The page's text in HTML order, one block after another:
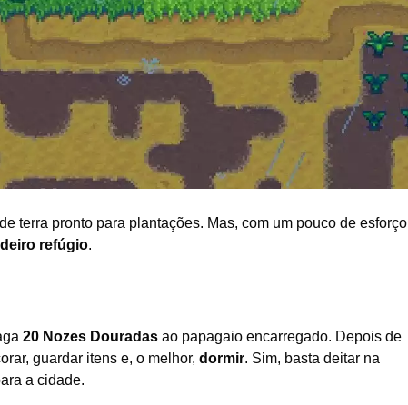
terra pronto para plantações. Mas, com um pouco de esforço
refúgio.
20 Nozes Douradas ao papagaio encarregado. Depois de
guardar itens e, o melhor, dormir. Sim, basta deitar na
a cidade.